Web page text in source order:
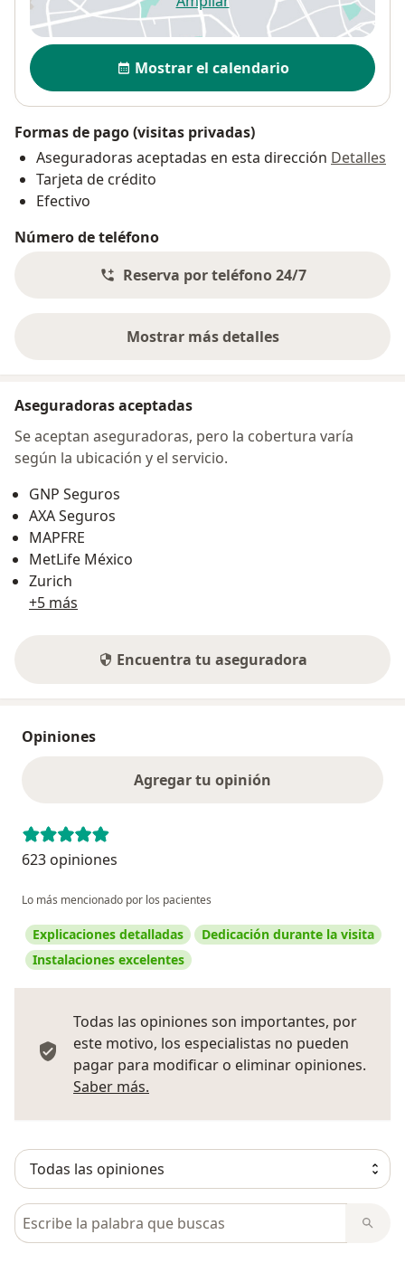
se abre en una nueva
Disponibilidad
Mostrar el calendario
Formas de pago (visitas privadas)
Aseguradoras aceptadas en esta dirección Detalles
Tarjeta de crédito
Efectivo
Número de teléfono
Reserva por teléfono 24/7
Mostrar más detalles
sobre la dirección
Aseguradoras aceptadas
Se aceptan aseguradoras, pero la cobertura varía
según la ubicación y el servicio.
GNP Seguros
AXA Seguros
MAPFRE
MetLife México
Zurich
+5 más
Encuentra tu aseguradora
Opiniones
Agregar tu opinión
623 opiniones
Lo más mencionado por los pacientes
Explicaciones detalladas
Dedicación durante la visita
Instalaciones excelentes
Todas las opiniones son importantes, por
este motivo, los especialistas no pueden
pagar para modificar o eliminar opiniones.
Saber más.
Busca en opiniones